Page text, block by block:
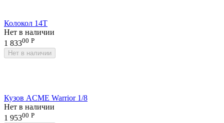
Колокол 14Т
Нет в наличии
1 83300 Р
Нет в наличии
Кузов ACME Warrior 1/8
Нет в наличии
1 95300 Р